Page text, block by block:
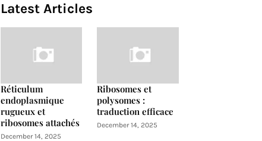
Latest Articles
Réticulum
endoplasmique
rugueux et
ribosomes attachés
December 14, 2025
Ribosomes et
polysomes :
traduction efficace
December 14, 2025